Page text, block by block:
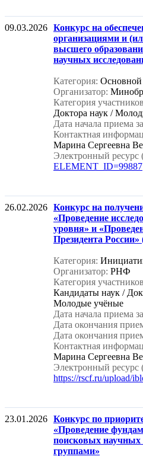
09.03.2026 Конкурс на
организациями и
высшего
научных
Категория: Основной
Организатор:
Категория
Доктора наук /
Дата начала приема
Контактная
Марина Сергеевна
Электронный ресурс
ELEMENT_ID=99887
26.02.2026 Конкурс на
«Проведение
уровня» и
Президента России»
Категория:
Организатор: РНФ
Категория
Кандидаты наук /
Молодые учёные
Дата начала приема
Дата окончания
Дата окончания
Контактная
Марина Сергеевна
Электронный ресурс
https://rscf.ru/upload/
23.01.2026 Конкурс по
«Проведение
поисковых
группами»